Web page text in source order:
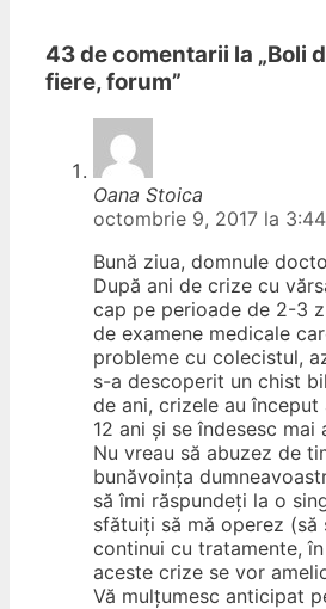
43 de comentarii la „Boli
fiere, forum”
Oana Stoica
octombrie 9, 2017 la
Bună ziua, domnule
După ani de crize cu
cap pe perioade de 2-3
de examene medicale
probleme cu colecistul,
s-a descoperit un chist
de ani, crizele au
12 ani și se îndesesc mai
Nu vreau să abuzez de
bunăvoința
să îmi răspundeți la o
sfătuiți să mă operez (să
continui cu tratamente,
aceste crize se vor
Vă mulțumesc anticipat